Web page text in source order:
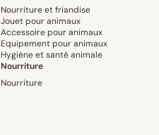
Nourriture et friandise
Jouet pour animaux
Accessoire pour animaux
Equipement pour animaux
Hygiène et santé animale
Nourriture
Nourriture